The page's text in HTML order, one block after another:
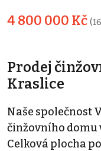
4 800 000 Kč
Prodej
Kraslice
Naše společnost
činžovního domu
Celková plocha